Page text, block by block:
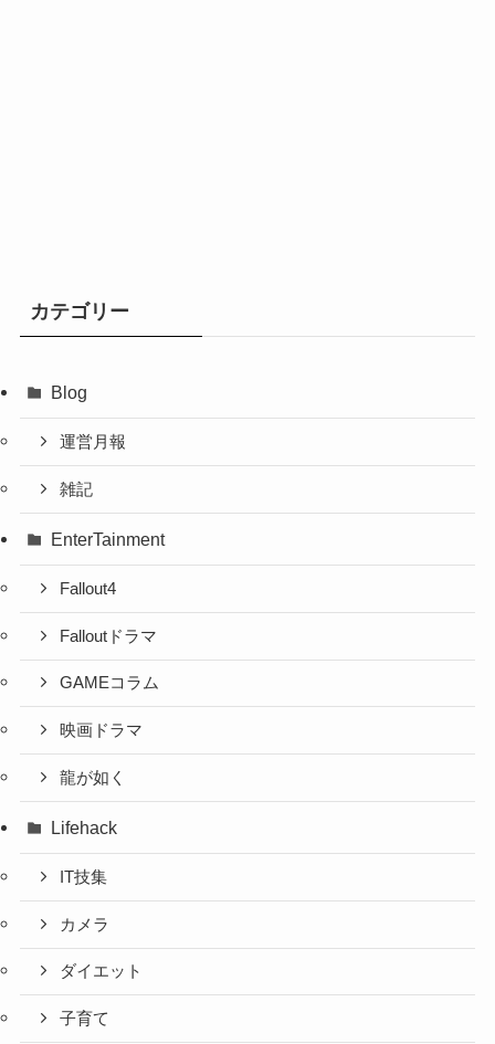
カテゴリー
Blog
運営月報
雑記
EnterTainment
Fallout4
Falloutドラマ
GAMEコラム
映画ドラマ
龍が如く
Lifehack
IT技集
カメラ
ダイエット
子育て